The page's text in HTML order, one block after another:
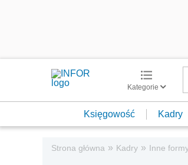
Kategorie
Księgowość Kadry
Strona główna » Kadry » Inne